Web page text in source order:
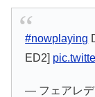
#nowplaying
ED2]
— フェアレデ